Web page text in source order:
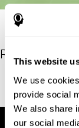
This website
We use
provide social
We also share
our social
Referencias
Stroop, J. R
reactions.